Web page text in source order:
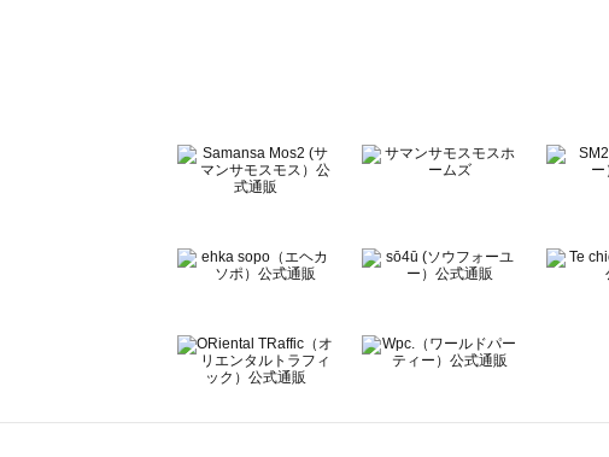
BETTY'S BLUE（べティーズブルー）の一覧
Wpc.（ワールドパーティー）の一覧